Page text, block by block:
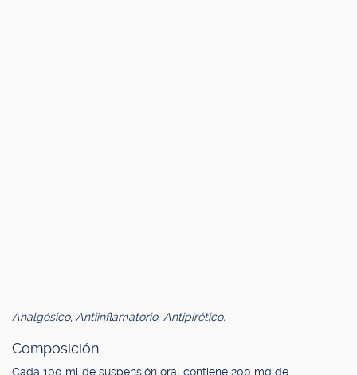
Analgésico, Antiinflamatorio, Antipirético.
Composición.
Cada 100 ml de suspensión oral contiene 200 mg de